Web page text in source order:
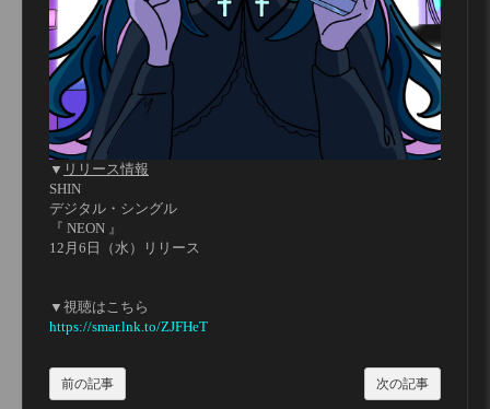
▼ リリース情報
SHIN
デジタル・シングル
『 NEON 』
12月6日（水）リリース
▼視聴はこちら
https://smar.lnk.to/ZJFHeT
次の記事
前の記事